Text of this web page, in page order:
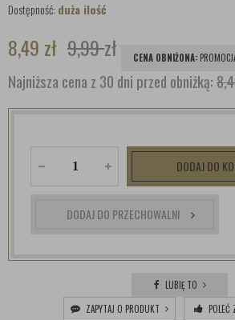
Dostępność: duża ilość
8,49 zł 9,99zł CENA OBNIŻONA:
Najniższa cena z 30 dni przed obniżką:
DODAJ DO
DODAJ DO PRZECHOWALNI
LUBIĘ TO
ZAPYTAJ O PRODUKT
POLEĆ